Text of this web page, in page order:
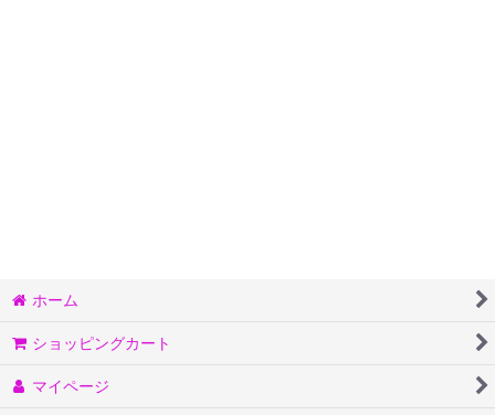
ホーム
ショッピングカート
マイページ